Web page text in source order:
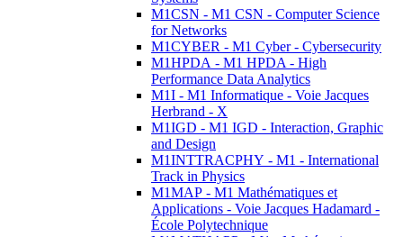
M1CSN - M1 CSN - Computer Science
for Networks
M1CYBER - M1 Cyber - Cybersecurity
M1HPDA - M1 HPDA - High
Performance Data Analytics
M1I - M1 Informatique - Voie Jacques
Herbrand - X
M1IGD - M1 IGD - Interaction, Graphic
and Design
M1INTTRACPHY - M1 - International
Track in Physics
M1MAP - M1 Mathématiques et
Applications - Voie Jacques Hadamard -
École Polytechnique